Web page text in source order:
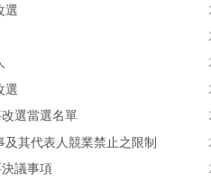
選
選
選當選名單
其代表人競業禁止之限制
議事項